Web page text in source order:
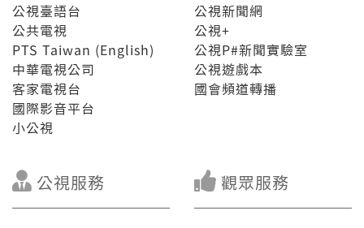
公視臺語台
公共電視
PTS Taiwan (English)
中華電視公司
客家電視台
國際影音平台
小公視
公視新聞網
公視+
公視P#新聞實驗室
公視遊戲本
國會頻道轉播
公視服務 觀眾服務